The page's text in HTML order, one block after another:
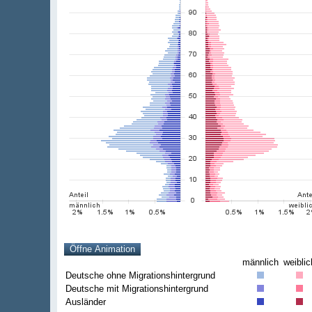
männlich
Deutsche ohne Migrationshintergrund
Deutsche mit Migrationshintergrund
Ausländer